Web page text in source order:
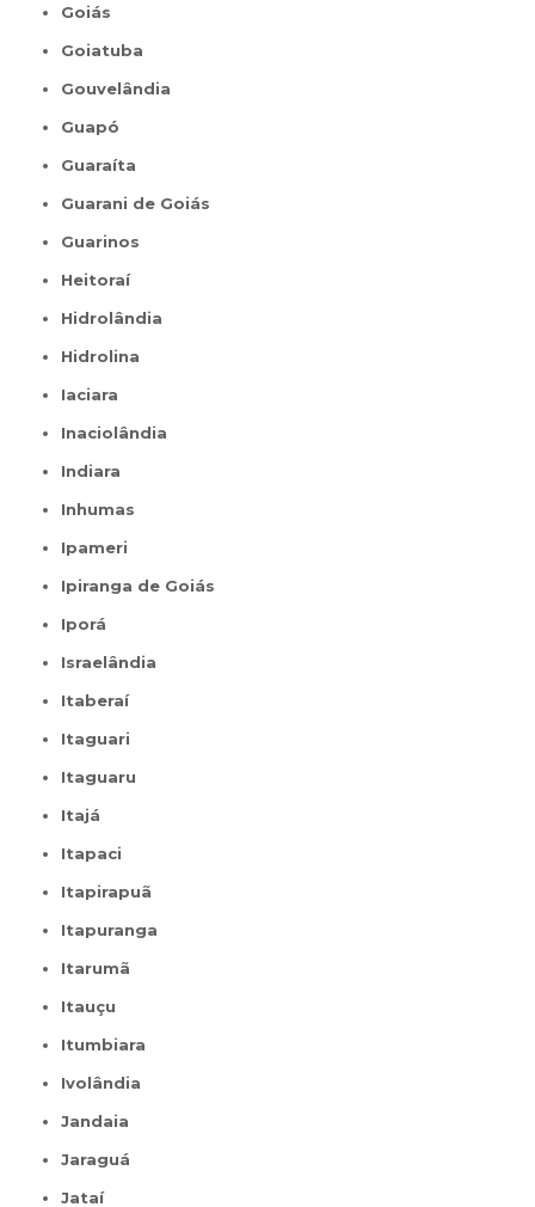
Goiás
Goiatuba
Gouvelândia
Guapó
Guaraíta
Guarani de Goiás
Guarinos
Heitoraí
Hidrolândia
Hidrolina
Iaciara
Inaciolândia
Indiara
Inhumas
Ipameri
Ipiranga de Goiás
Iporá
Israelândia
Itaberaí
Itaguari
Itaguaru
Itajá
Itapaci
Itapirapuã
Itapuranga
Itarumã
Itauçu
Itumbiara
Ivolândia
Jandaia
Jaraguá
Jataí